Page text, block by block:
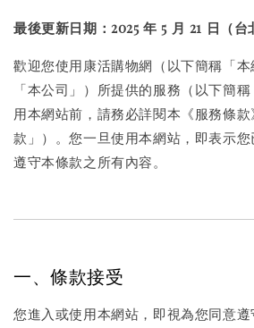
最後更新日期：2025 年 5 月 21 日（台
歡迎您使用康活購物網（以下簡稱「本
「本公司」）所提供的服務（以下簡
用本網站前，請務必詳閱本《服務條
款」）。您一旦使用本網站，即表示
遵守本條款之所有內容。
一、條款接受
您進入或使用本網站，即視為您同意